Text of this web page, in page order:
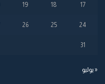
17
18
19
24
25
26
31
« يوليو